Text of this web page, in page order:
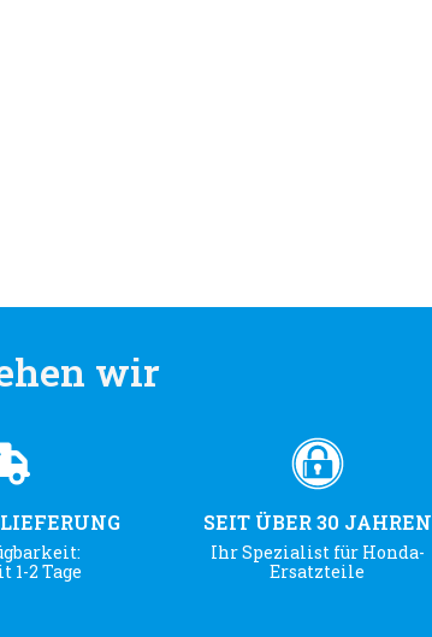
wir
1-2 Tage
SEIT ÜBER 30 JAHREN
Ihr Spezialist für Honda-
Ersatzteile